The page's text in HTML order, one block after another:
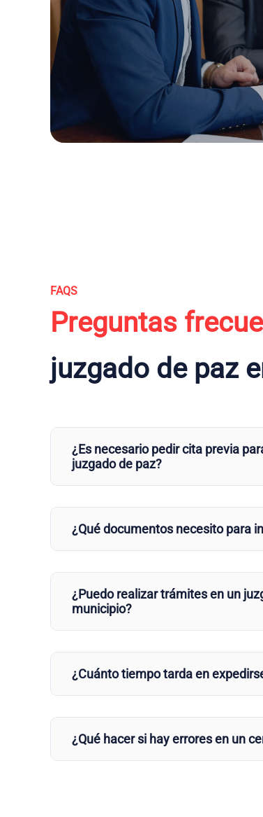
FAQS
Preguntas
juzgado de paz
¿Es necesario pedir cita previa
juzgado de paz?
¿Qué documentos necesito para
¿Puedo realizar trámites en un
municipio?
¿Cuánto tiempo tarda en
¿Qué hacer si hay errores en un